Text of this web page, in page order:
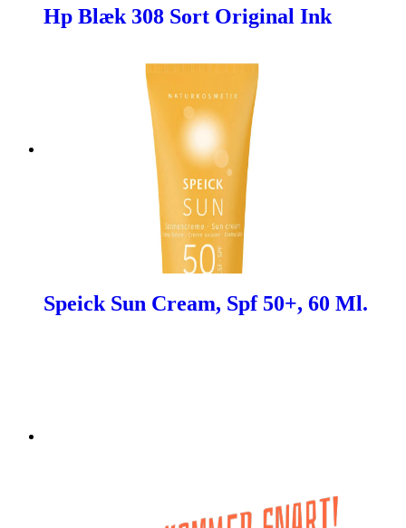
Hp Blæk 308 Sort Original Ink
Speick Sun Cream, Spf 50+, 60 Ml.